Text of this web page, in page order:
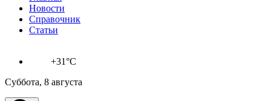
Новости
Справочник
Статьи
+31°C
Суббота, 8 августа